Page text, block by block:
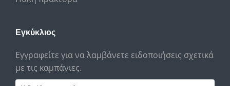
Εγκύκλιος
Εγγραφείτε για να λαμβάνετε ειδοποιήσεις σχετικά
με τις καμπάνιες.